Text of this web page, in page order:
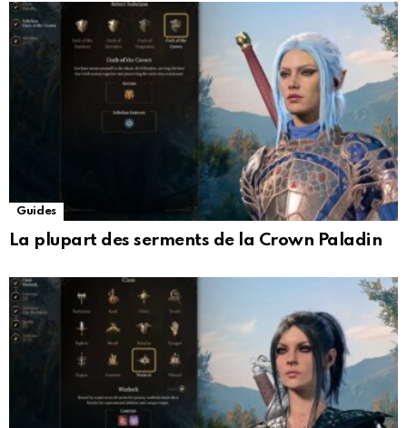
Guides
La plupart des serments de la Crown Paladin